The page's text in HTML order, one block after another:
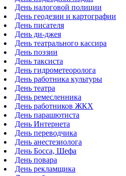
День налоговой полиции
День геодезии и картографии
День писателя
День ди-джея
День театрального кассира
День поэзии
День таксиста
День гидрометеоролога
День работника культуры
День театра
День ремесленника
День работников ЖКХ
День парашютиста
День Интернета
День переводчика
День анестезиолога
День Босса, Шефа
День повара
День рекламщика